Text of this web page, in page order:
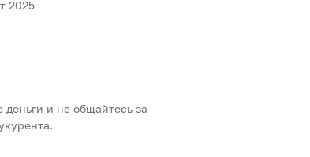
2025
деньги и не общайтесь за